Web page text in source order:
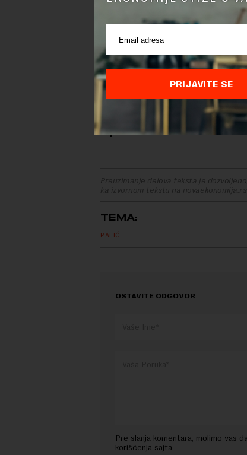
ugovorene vrednosti,
miliona dinara.
Prvobitno ugovorena vrednost,
dinara, a konačna 598 miliona.
premašuje i jednu i drugu stavku.
Na pitanje Magločistača kako ovo
shodno Zakonu o javnim
nepredviđene radove.
Preuzimanje delova teksta je
ka izvornom tekstu na novaekonomija.rs
TEMA:
PALIĆ
OSTAVITE ODGOVOR
Pre slanja komentara, molimo vas
korišćenja sajta.
PRIJAVITE SE